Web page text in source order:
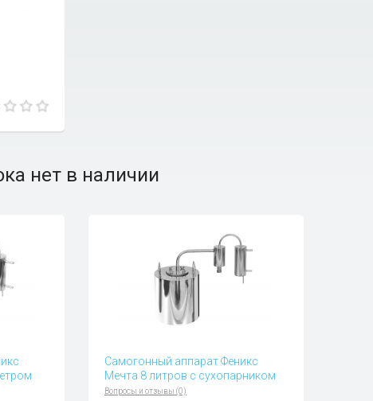
нет в наличии
Самогонный аппарат Феникс
Мечта 8 литров с сухопарником
Вопросы и отзывы (0)